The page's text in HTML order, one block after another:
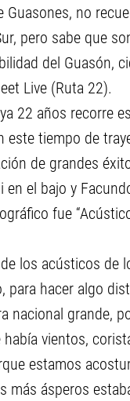
no
pero sabe que
del Guasón,
Live (Ruta 22).
22 años recorre
tiempo de
de grandes
en el bajo y
fue
los acústicos de
hacer algo
nacional grande,
vientos,
estamos
más ásperos